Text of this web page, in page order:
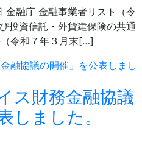
金融庁 金融事業者リスト（令
投資信託・外貨建保険の共通
令和７年３月末[…]
ス財務金融協議
しました。